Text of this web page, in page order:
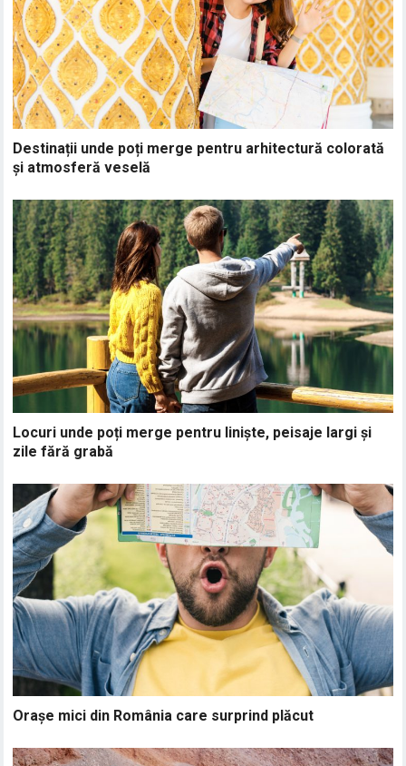
Destinații unde poți merge pentru arhitectură colorată
și atmosferă veselă
Locuri unde poți merge pentru liniște, peisaje largi și
zile fără grabă
Orașe mici din România care surprind plăcut